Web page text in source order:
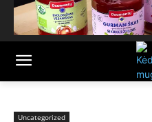
Uncategorized